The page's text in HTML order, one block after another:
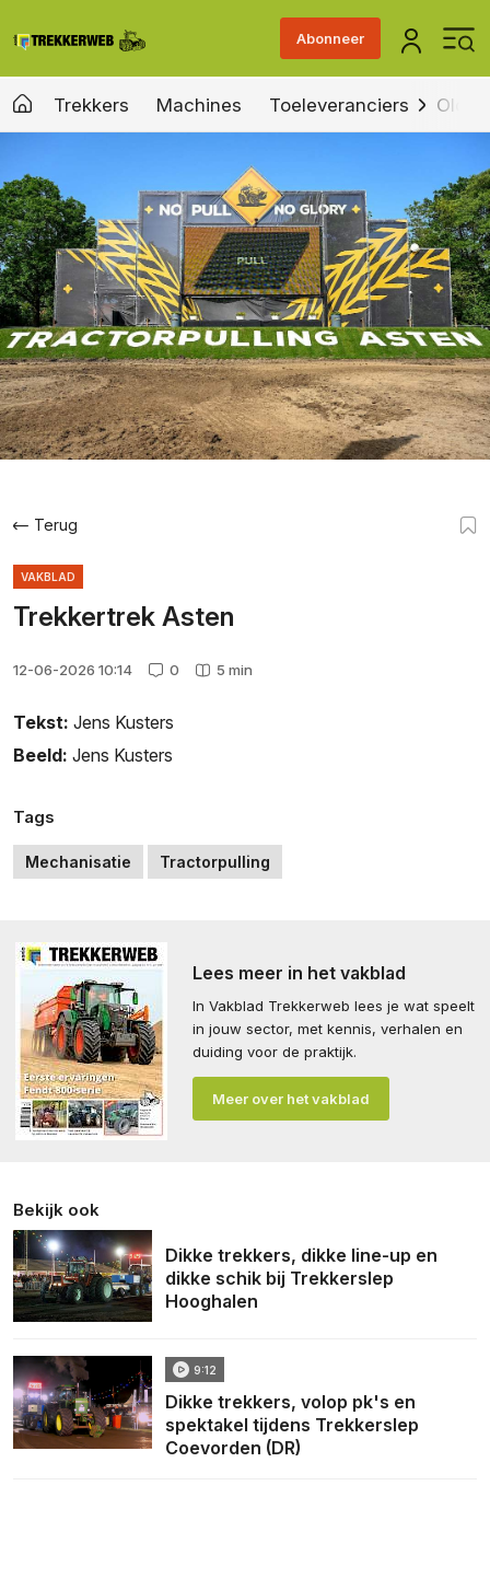
Abonneer
Trekkers Machines Toeleveranciers Old &
Terug
VAKBLAD
Trekkertrek Asten
12-06-2026 10:14 0 5 min
Tekst: Jens Kusters
Beeld: Jens Kusters
Tags
Mechanisatie Tractorpulling
Lees meer in het vakblad
In Vakblad Trekkerweb lees je wat speelt
in jouw sector, met kennis, verhalen en
duiding voor de praktijk.
Meer over het vakblad
Bekijk ook
Dikke trekkers, dikke line-up en
dikke schik bij Trekkerslep
Hooghalen
9:12
Dikke trekkers, volop pk's en
spektakel tijdens Trekkerslep
Coevorden (DR)